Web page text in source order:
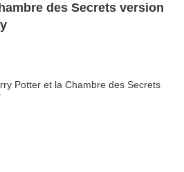
des Secrets version